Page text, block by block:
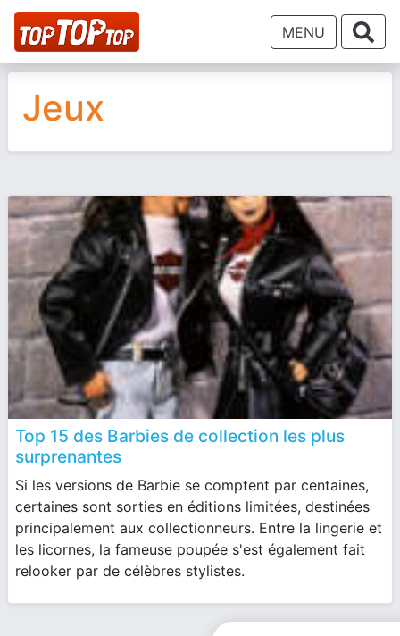
MENU
Jeux
Top 15 des Barbies de collection les plus
surprenantes
Si les versions de Barbie se comptent par centaines,
certaines sont sorties en éditions limitées, destinées
principalement aux collectionneurs. Entre la lingerie et
les licornes, la fameuse poupée s'est également fait
relooker par de célèbres stylistes.